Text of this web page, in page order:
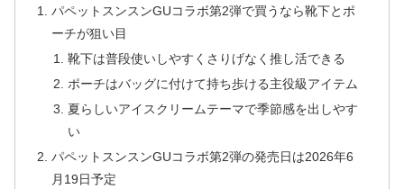
パペットスンスンGUコラボ第2弾で買うなら靴下とポ
ーチが狙い目
靴下は普段使いしやすくさりげなく推し活できる
ポーチはバッグに付けて持ち歩ける主役級アイテム
夏らしいアイスクリームテーマで季節感を出しやす
い
パペットスンスンGUコラボ第2弾の発売日は2026年6
月19日予定